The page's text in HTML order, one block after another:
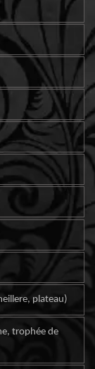
plateau)
trophée de